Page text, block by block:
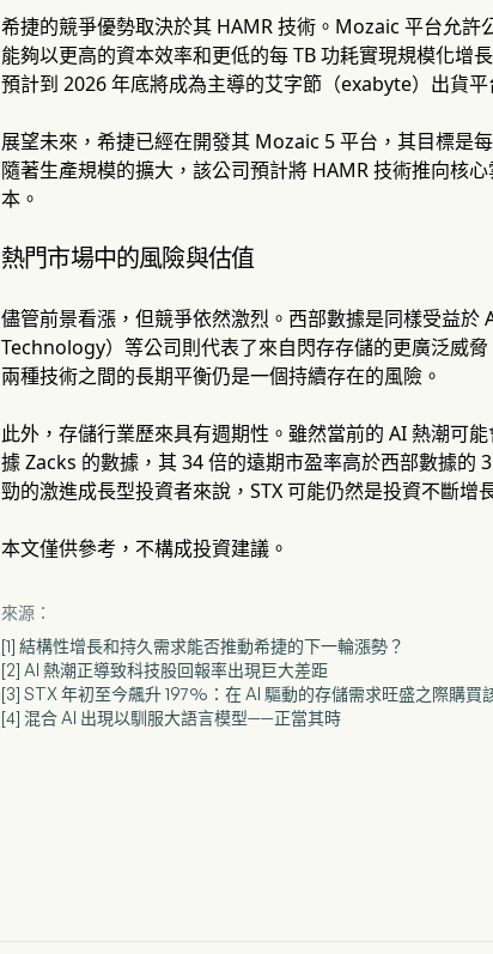
希捷的競爭優勢取決於其 HAMR 技術。Mozaic 平台允
能夠以更高的資本效率和更低的每 TB 功耗實現規模化
預計到 2026 年底將成為主導的艾字節（exabyte）出貨平
展望未來，希捷已經在開發其 Mozaic 5 平台，其目標是
隨著生產規模的擴大，該公司預計將 HAMR 技術推向核
本。
熱門市場中的風險與估值
儘管前景看漲，但競爭依然激烈。西部數據是同樣受益
Technology）等公司則代表了來自閃存存儲的更廣泛威
兩種技術之間的長期平衡仍是一個持續存在的風險。
此外，存儲行業歷來具有週期性。雖然當前的 AI 熱潮可
據 Zacks 的數據，其 34 倍的遠期市盈率高於西部數據的
勁的激進成長型投資者來說，STX 可能仍然是投資不斷增
本文僅供參考，不構成投資建議。
來源：
[1] 結構性增長和持久需求能否推動希捷的下一輪漲勢？
[2] AI 熱潮正導致科技股回報率出現巨大差距
[3] STX 年初至今飆升 197%：在 AI 驅動的存儲需求旺盛之際購買
[4] 混合 AI 出現以馴服大語言模型——正當其時